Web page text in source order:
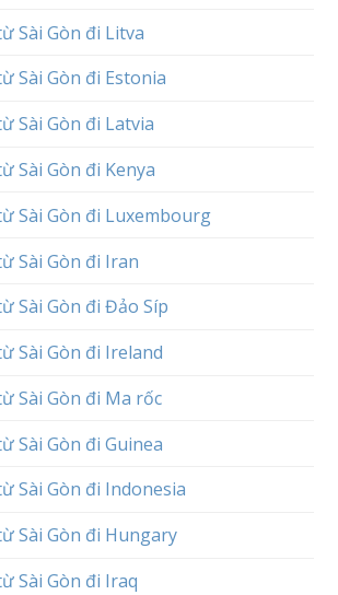
Sài Gòn đi Litva
Sài Gòn đi Estonia
Sài Gòn đi Latvia
Sài Gòn đi Kenya
Sài Gòn đi Luxembourg
Sài Gòn đi Iran
Sài Gòn đi Đảo Síp
Sài Gòn đi Ireland
Sài Gòn đi Ma rốc
Sài Gòn đi Guinea
Sài Gòn đi Indonesia
Sài Gòn đi Hungary
Sài Gòn đi Iraq